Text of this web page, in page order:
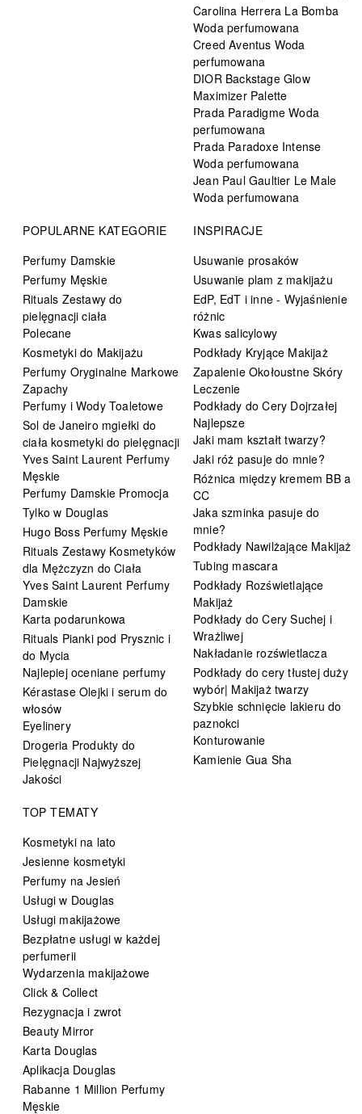
Carolina Herrera La Bomba
Woda perfumowana
Creed Aventus Woda
perfumowana
DIOR Backstage Glow
Maximizer Palette
Prada Paradigme Woda
perfumowana
Prada Paradoxe Intense
Woda perfumowana
Jean Paul Gaultier Le Male
Woda perfumowana
POPULARNE KATEGORIE
Perfumy Damskie
Perfumy Męskie
Rituals Zestawy do
pielęgnacji ciała
Polecane
Kosmetyki do Makijażu
Perfumy Oryginalne Markowe
Zapachy
Perfumy i Wody Toaletowe
Sol de Janeiro mgiełki do
ciała kosmetyki do pielęgnacji
Yves Saint Laurent Perfumy
Męskie
Perfumy Damskie Promocja
Tylko w Douglas
Hugo Boss Perfumy Męskie
Rituals Zestawy Kosmetyków
dla Mężczyzn do Ciała
Yves Saint Laurent Perfumy
Damskie
Karta podarunkowa
Rituals Pianki pod Prysznic i
do Mycia
Najlepiej oceniane perfumy
Kérastase Olejki i serum do
włosów
Eyelinery
Drogeria Produkty do
Pielęgnacji Najwyższej
Jakości
INSPIRACJE
Usuwanie prosaków
Usuwanie plam z makijażu
EdP, EdT i inne - Wyjaśnienie
różnic
Kwas salicylowy
Podkłady Kryjące Makijaż
Zapalenie Okołoustne Skóry
Leczenie
Podkłady do Cery Dojrzałej
Najlepsze
Jaki mam kształt twarzy?
Jaki róż pasuje do mnie?
Różnica między kremem BB a
CC
Jaka szminka pasuje do
mnie?
Podkłady Nawilżające Makijaż
Tubing mascara
Podkłady Rozświetlające
Makijaż
Podkłady do Cery Suchej i
Wrażliwej
Nakładanie rozświetlacza
Podkłady do cery tłustej duży
wybór| Makijaż twarzy
Szybkie schnięcie lakieru do
paznokci
Konturowanie
Kamienie Gua Sha
TOP TEMATY
Kosmetyki na lato
Jesienne kosmetyki
Perfumy na Jesień
Usługi w Douglas
Usługi makijażowe
Bezpłatne usługi w każdej
perfumerii
Wydarzenia makijażowe
Click & Collect
Rezygnacja i zwrot
Beauty Mirror
Karta Douglas
Aplikacja Douglas
Rabanne 1 Million Perfumy
Męskie